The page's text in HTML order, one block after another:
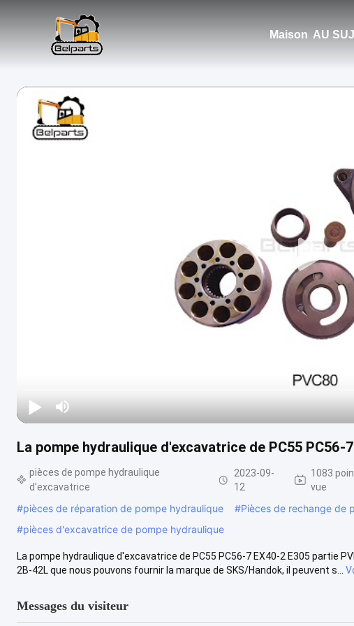
Maison AU
La pompe hydraulique d'excavatrice de PC55 PC56-
pièces de pompe hydraulique
d'excavatrice
2023-09-
12
1083
vue
#pièces de réparation de pompe hydraulique #Pièces de rechange de
#pièces d'excavatrice de pompe hydraulique
La pompe hydraulique d'excavatrice de PC55 PC56-7 EX40-2 E305 partie
2B-42L que nous pouvons fournir la marque de SKS/Handok, il peuvent s...
Messages du visiteur